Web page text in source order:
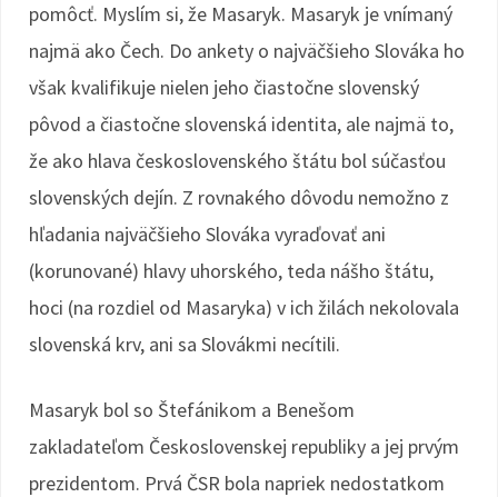
pomôcť. Myslím si, že Masaryk. Masaryk je vnímaný
najmä ako Čech. Do ankety o najväčšieho Slováka ho
však kvalifikuje nielen jeho čiastočne slovenský
pôvod a čiastočne slovenská identita, ale najmä to,
že ako hlava československého štátu bol súčasťou
slovenských dejín. Z rovnakého dôvodu nemožno z
hľadania najväčšieho Slováka vyraďovať ani
(korunované) hlavy uhorského, teda nášho štátu,
hoci (na rozdiel od Masaryka) v ich žilách nekolovala
slovenská krv, ani sa Slovákmi necítili.
Masaryk bol so Štefánikom a Benešom
zakladateľom Československej republiky a jej prvým
prezidentom. Prvá ČSR bola napriek nedostatkom